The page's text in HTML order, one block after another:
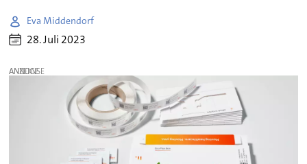
Eva Middendorf
28. Juli 2023
ANZEIGE